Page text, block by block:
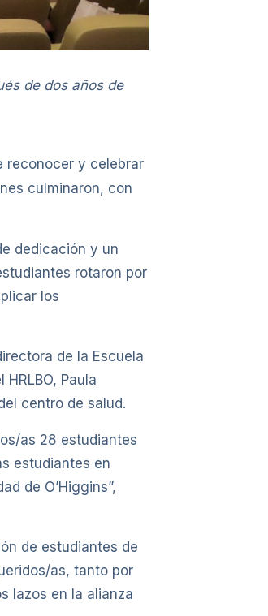
de dos años de
reconocer y celebrar
culminaron, con
dedicación y un
rotaron por
los
de la Escuela
Paula
centro de salud.
as 28 estudiantes
estudiantes en
de O’Higgins”,
de estudiantes de
as, tanto por
lazos en la alianza